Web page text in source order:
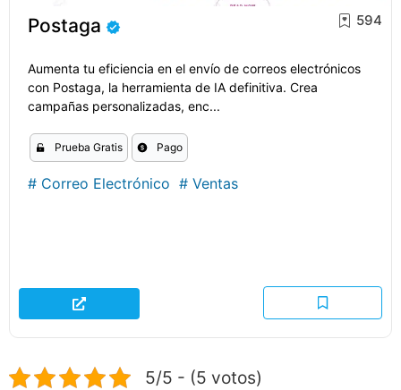
Postaga 594
Aumenta tu eficiencia en el envío de correos electrónicos
con Postaga, la herramienta de IA definitiva. Crea
campañas personalizadas, enc...
Prueba Gratis Pago
# Correo Electrónico # Ventas
5/5 - (5 votos)